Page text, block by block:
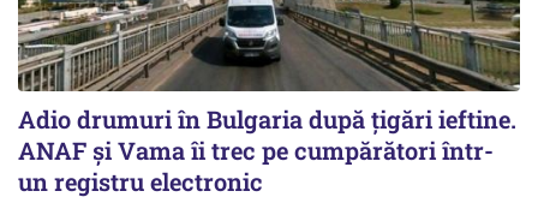
Adio drumuri în Bulgaria după țigări ieftine.
ANAF și Vama îi trec pe cumpărători într-
un registru electronic